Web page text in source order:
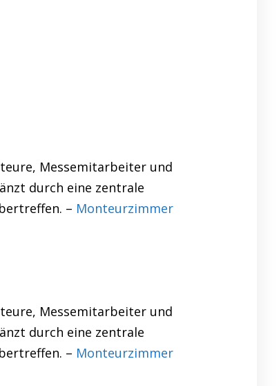
Messemitarbeiter und
durch eine zentrale
– Monteurzimmer
Messemitarbeiter und
durch eine zentrale
– Monteurzimmer